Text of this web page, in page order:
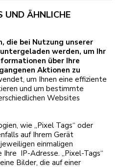
UND ÄHNLICHE
die bei Nutzung unserer
werden, um Ihr
über Ihre
Aktionen zu
um Ihnen eine effiziente
und um bestimmte
Websites
wie „Pixel Tags“ oder
auf Ihrem Gerät
einmaligen
Ihre IP-Adresse. „Pixel-Tags“
Bilder, die auf einer